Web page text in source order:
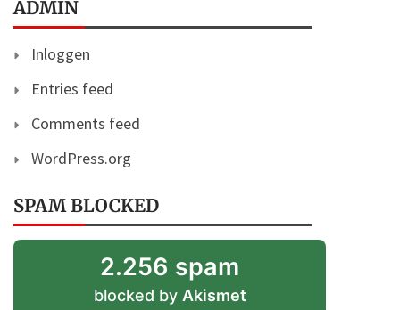
ADMIN
Inloggen
Entries feed
Comments feed
WordPress.org
SPAM BLOCKED
2.256 spam
blocked by Akismet